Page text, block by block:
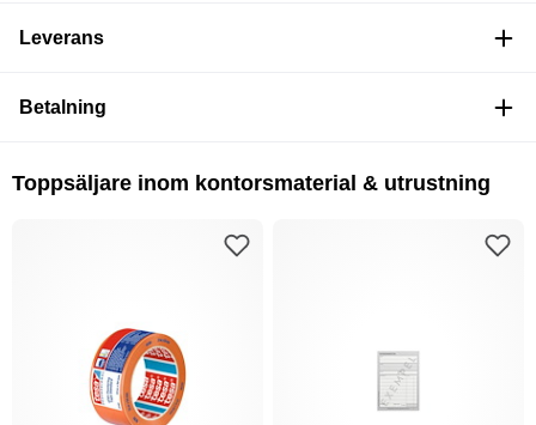
Leverans
Betalning
Toppsäljare inom kontorsmaterial & utrustning